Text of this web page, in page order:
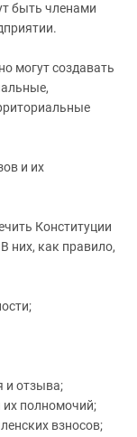
быть членами
могут создавать
и их
Конституции
них, как правило,
и отзыва;
полномочий;
взносов;